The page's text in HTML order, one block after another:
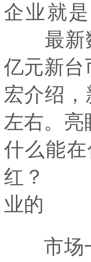
企业就
最新数
亿元新台
宏介绍
左右。亮
什么能
红？
业的
市场一